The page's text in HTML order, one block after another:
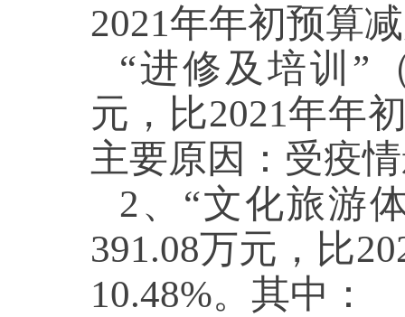
2021年年初预算
“进修及培训”
元，比2021年年
主要原因：受疫
2、“文化旅游
391.08万元，比
10.48%。其中：